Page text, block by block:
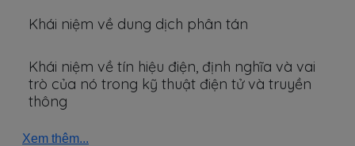
Khái niệm về dung dịch phân tán
Khái niệm về tín hiệu điện, định nghĩa và vai
trò của nó trong kỹ thuật điện tử và truyền
thông
Xem thêm...